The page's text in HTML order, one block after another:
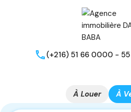
(+216) 51 66 0000 -
À Louer À